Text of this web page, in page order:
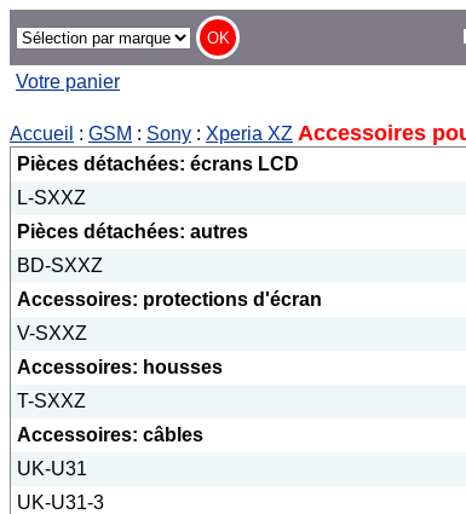
Votre panier
Accueil : GSM : Sony : Xperia XZ Accessoires
Pièces détachées: écrans LCD
L-SXXZ
Pièces détachées: autres
BD-SXXZ
Accessoires: protections d'écran
V-SXXZ
Accessoires: housses
T-SXXZ
Accessoires: câbles
UK-U31
UK-U31-3